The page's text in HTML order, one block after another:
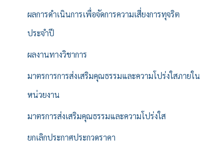
ผลการดำเนินการเพื่อจัดการความเสี่ยงการทุจริต
ประจำปี
ผลงานทางวิชาการ
มาตรการการส่งเสริมคุณธรรมและความโปร่งใสภายใน
หน่วยงาน
มาตรการส่งเสริมคุณธรรมและความโปร่งใส
ยกเลิกประกาศประกวดราคา